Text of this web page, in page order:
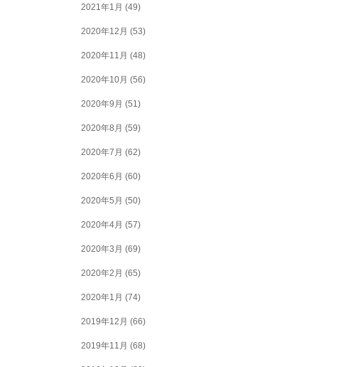
2021年1月 (49)
2020年12月 (53)
2020年11月 (48)
2020年10月 (56)
2020年9月 (51)
2020年8月 (59)
2020年7月 (62)
2020年6月 (60)
2020年5月 (50)
2020年4月 (57)
2020年3月 (69)
2020年2月 (65)
2020年1月 (74)
2019年12月 (66)
2019年11月 (68)